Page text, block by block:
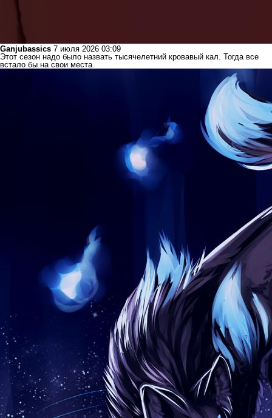
Ganjubassics 7 июля 2026 03:09
Этот сезон надо было назвать тысячелетний кровавый кал. Тогда все
встало бы на свои места